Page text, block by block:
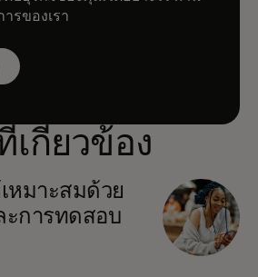
รของเรา
เกี่ยวข้อง
หมาะสมด้วย
ะการทดสอบ